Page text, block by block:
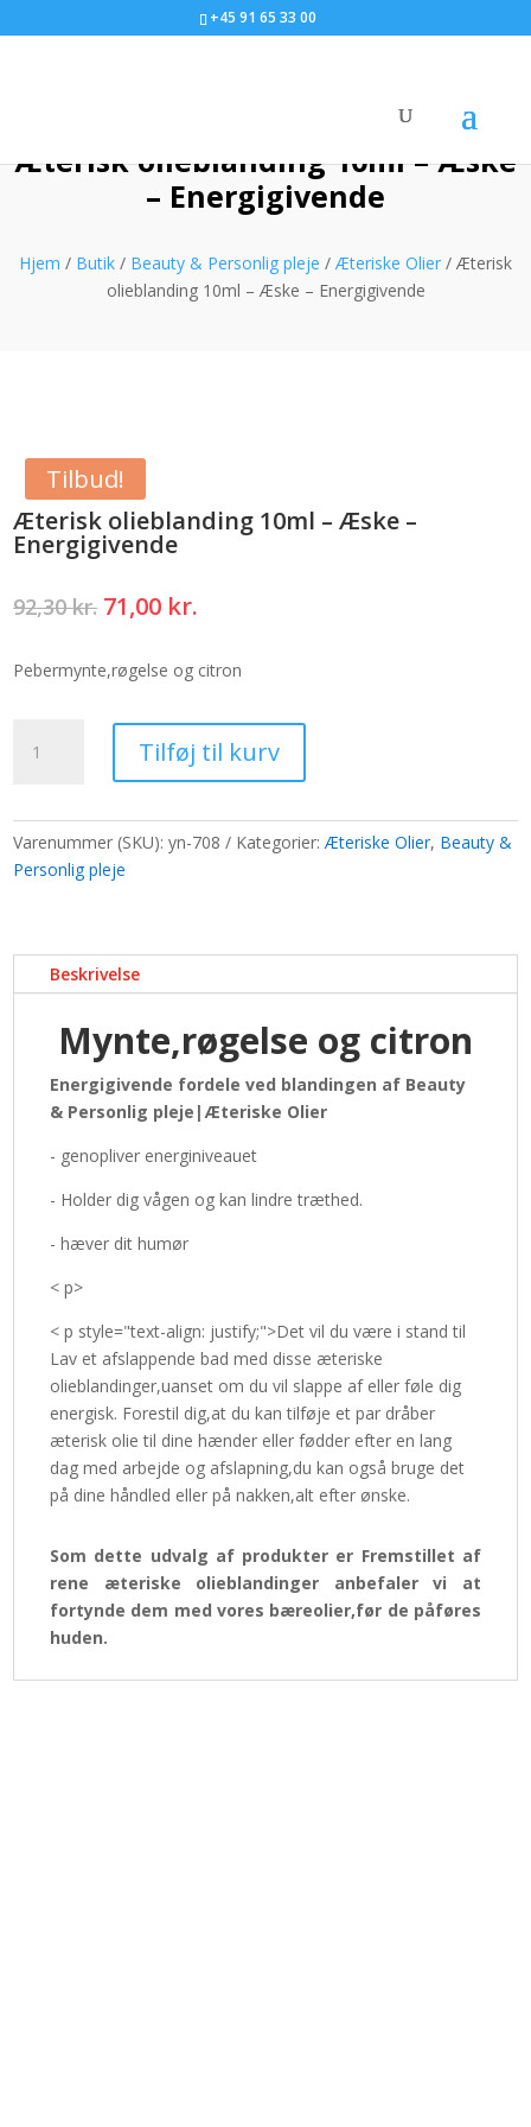
+45 91 65 33 00
Æterisk olieblanding 10ml – Æske
– Energigivende
Hjem / Butik / Beauty & Personlig pleje /Æteriske Olier / Æterisk
olieblanding 10ml – Æske – Energigivende
Tilbud!
Æterisk olieblanding 10ml – Æske –
Energigivende
92,30kr. Den
pris
var:
71,00 kr.
pris
er:
Pebermynte,røgelse og citron
olieblanding
Æske
-
Tilføj til kurv
Varenummer (SKU):yn-708 Kategorier:Æteriske Olier, Beauty &
Personlig pleje
Beskrivelse
Mynte,røgelse og citron
Energigivende fordele ved blandingen af Beauty
& Personlig pleje|Æteriske Olier
- genopliver energiniveauet
- Holder dig vågen og kan lindre træthed.
- hæver dit humør
< p>
< p style="text-align: justify;">Det vil du være i stand til
Lav et afslappende bad med disse æteriske
olieblandinger,uanset om du vil slappe af eller føle dig
energisk. Forestil dig,at du kan tilføje et par dråber
æterisk olie til dine hænder eller fødder efter en lang
dag med arbejde og afslapning,du kan også bruge det
på dine håndled eller på nakken,alt efter ønske.
Som dette udvalg af produkter er Fremstillet af
rene æteriske olieblandinger anbefaler vi at
fortynde dem med vores bæreolier,før de påføres
huden.